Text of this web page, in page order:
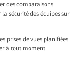
des comparaisons
sécurité des équipes sur
prises de vues planifiées
à tout moment.